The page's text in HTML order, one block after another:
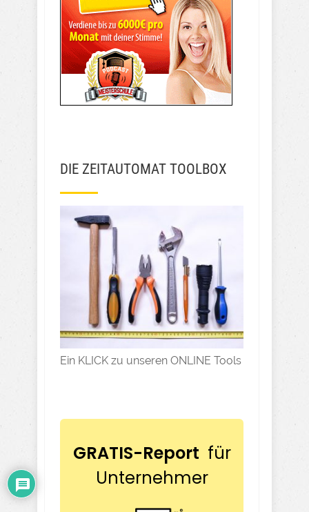
DIE ZEITAUTOMAT TOOLBOX
Ein KLICK zu unseren ONLINE Tools
GRATIS-Report für
Unternehmer